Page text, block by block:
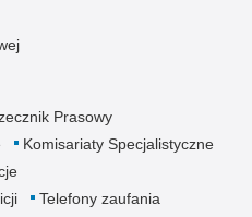
Prasowy
Komisariaty Specjalistyczne
Telefony zaufania